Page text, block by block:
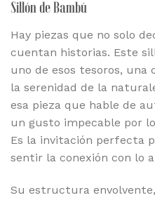
Sillón de Bambú
Hay piezas que no solo
cuentan historias. Este
uno de esos tesoros,
la serenidad de la
esa pieza que hable de
un gusto impecable por
Es la invitación perfecta
sentir la conexión con lo
Su estructura